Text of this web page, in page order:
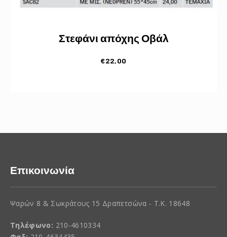
Στεφάνι απόχης Οβάλ
€22,00
Επικοινωνία
Ψαρών 8 & Σωκράτους 15 Δραπετσώνα - Τ.Κ. 18648
Τηλέφωνο: 210-4610334